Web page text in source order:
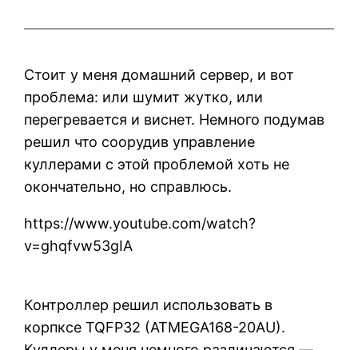
Стоит у меня домашний сервер, и вот
проблема: или шумит жутко, или
перегревается и виснет. Немного подумав
решил что соорудив управление
куллерами с этой проблемой хоть не
окончательно, но справлюсь.
https://www.youtube.com/watch?
v=ghqfvw53gIA
Контроллер решил использовать в
корпксе TQFP32 (ATMEGA168-20AU).